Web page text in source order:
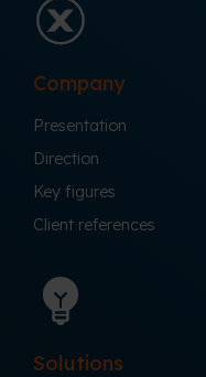
Company
Presentation
Direction
Key figures
Client references
Solutions